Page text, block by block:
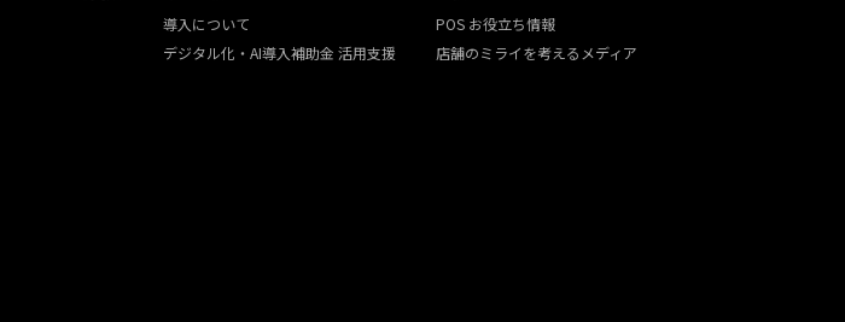
導入について
デジタル化・AI導入補助金 活用支援
POS お役立ち情報
店舗のミライを考えるメディア